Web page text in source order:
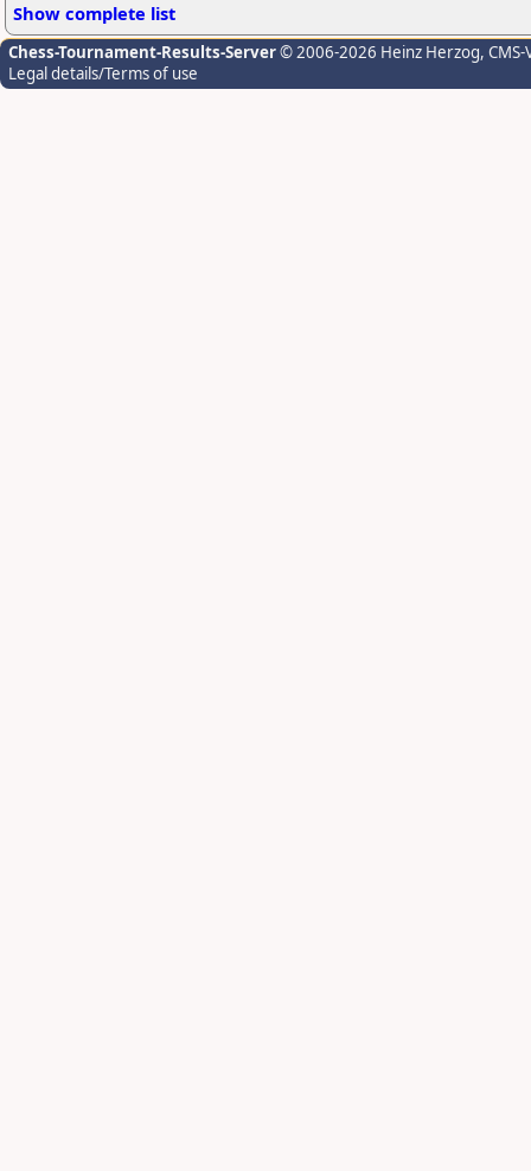
Show complete list
Chess-Tournament-Results-Server© 2006-2026 Heinz Herzog,
Legal details/Terms of use